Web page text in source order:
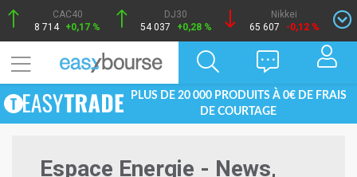
CAC40
8 714 +0,17 %
DJ30
54 037
+0,28 %
Nikkei
65 607
-0,12 %
PLUS DE 20 000 PRODUITS À 0€ DE FRAIS
DE COURTAGE
Espace Energie - News,